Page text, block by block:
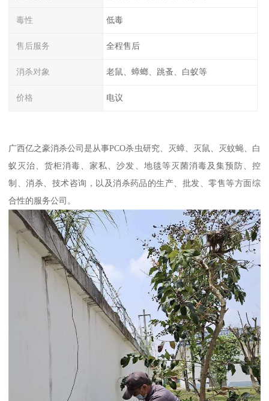
毒性 低毒
售后服务 全程售后
消杀对象 老鼠、蟑螂、跳蚤、白蚁等
价格 电议
广西亿之豪消杀公司是从事PCO杀虫研究、灭蟑、灭鼠、灭蚊蝇、白
蚁灭治、货柜消毒、家私、沙发、地毯等灭菌消毒及集预防、控
制、消杀、技术咨询，以及消杀药品的生产、批发、零售等方面综
合性的服务公司。